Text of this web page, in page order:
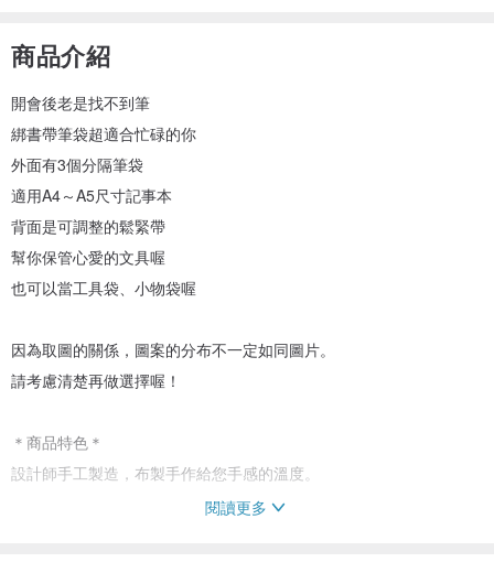
商品介紹
開會後老是找不到筆
綁書帶筆袋超適合忙碌的你
外面有3個分隔筆袋
適用A4～A5尺寸記事本
背面是可調整的鬆緊帶
幫你保管心愛的文具喔
也可以當工具袋、小物袋喔
因為取圖的關係，圖案的分布不一定如同圖片。
請考慮清楚再做選擇喔！
＊商品特色＊
設計師手工製造，布製手作給您手感的溫度。
閱讀更多